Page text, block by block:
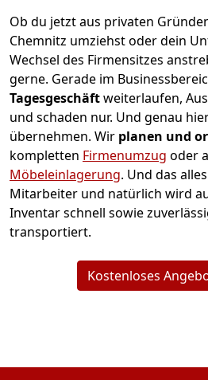
Ob du jetzt aus privaten
Chemnitz umziehst oder dein
Wechsel des Firmensitzes
gerne. Gerade im
Tagesgeschäftweiterlaufen,
und schaden nur. Und genau
übernehmen. Wir planen und
kompletten Firmenumzug oder
Möbeleinlagerung. Und das
Mitarbeiter und natürlich wird
Inventar schnell sowie
transportiert.
Kostenloses